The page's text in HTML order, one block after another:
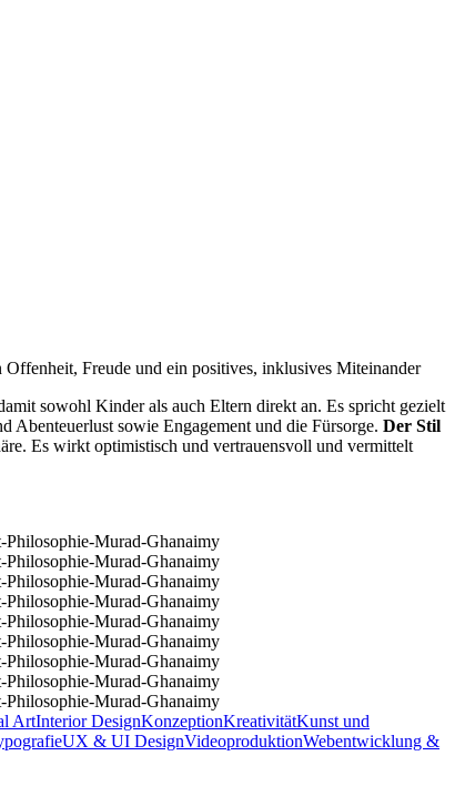
Freude und ein positives, inklusives Miteinander
sowohl Kinder als auch Eltern direkt an. Es spricht gezielt
Abenteuerlust sowie Engagement und die Fürsorge. Der Stil
Es wirkt optimistisch und vertrauensvoll und vermittelt
ArtInterior DesignKonzeptionKreativitätKunst und
UX & UI DesignVideoproduktionWebentwicklung &